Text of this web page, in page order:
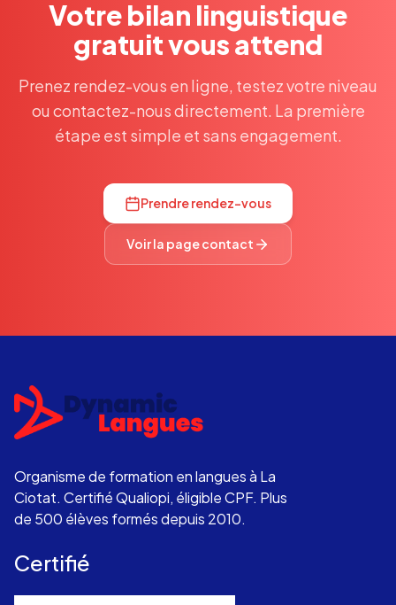
Votre bilan linguistique
gratuit vous attend
Prenez rendez-vous en ligne, testez votre niveau
ou contactez-nous directement. La première
étape est simple et sans engagement.
Prendre rendez-vous
Voir la page contact
Organisme de formation en langues à La
Ciotat. Certifié Qualiopi, éligible CPF. Plus
de 500 élèves formés depuis 2010.
Certifié